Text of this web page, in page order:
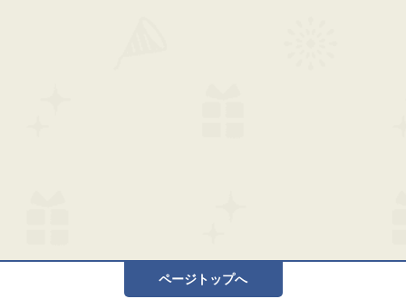
ページトップへ